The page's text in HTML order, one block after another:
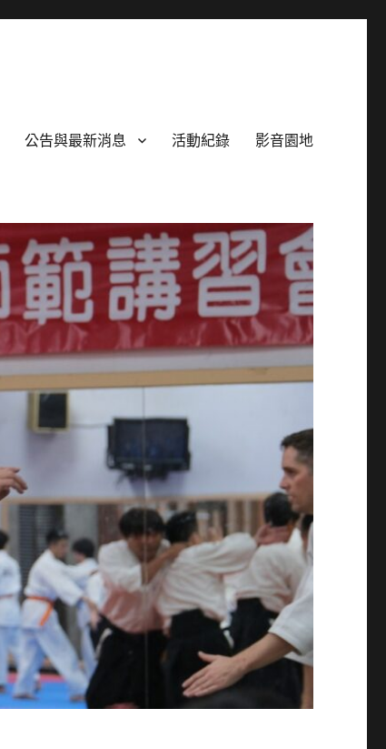
公告與最新消息 活動紀錄 影音園地